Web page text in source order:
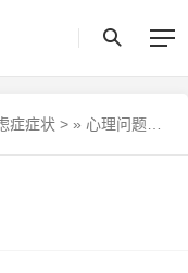
症症状 > » 心理问题焦虑症症状